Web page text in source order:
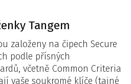
Tangem
založeny na čipech Secure
podle přísných
včetně Common Criteria
vaše soukromé klíče (tajné